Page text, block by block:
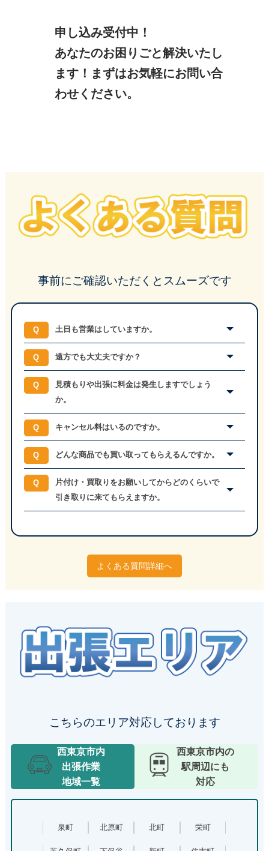
申し込み受付中！
あなたのお困りごと解決いたし
ます！まずはお気軽にお問い合
わせください。
よくある質問
事前にご確認いただくとスムーズです
土日も営業はしていますか。
遠方でも大丈夫ですか？
見積もりや出張に料金は発生しますでしょう
か。
キャンセル料はいるのですか。
どんな商品でも買い取ってもらえるんですか。
片付け・買取りをお願いしてからどのくらいで
引き取りに来てもらえますか。
よくある質問詳細へ
出張エリア
こちらのエリア対応しております
西東京市内
出張作業
地域一覧
西東京市内の
駅周辺にも
対応
泉町 北原町 北町 栄町